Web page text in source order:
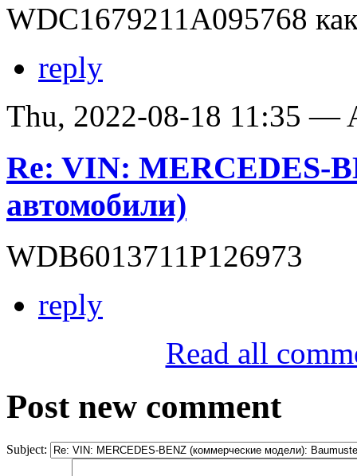
WDC1679211A095768
reply
Thu, 2022-08-18 11:35 —
Re: VIN: MERCEDES-
автомобили)
WDB6013711P126973
reply
Read all
Post new comment
Subject: